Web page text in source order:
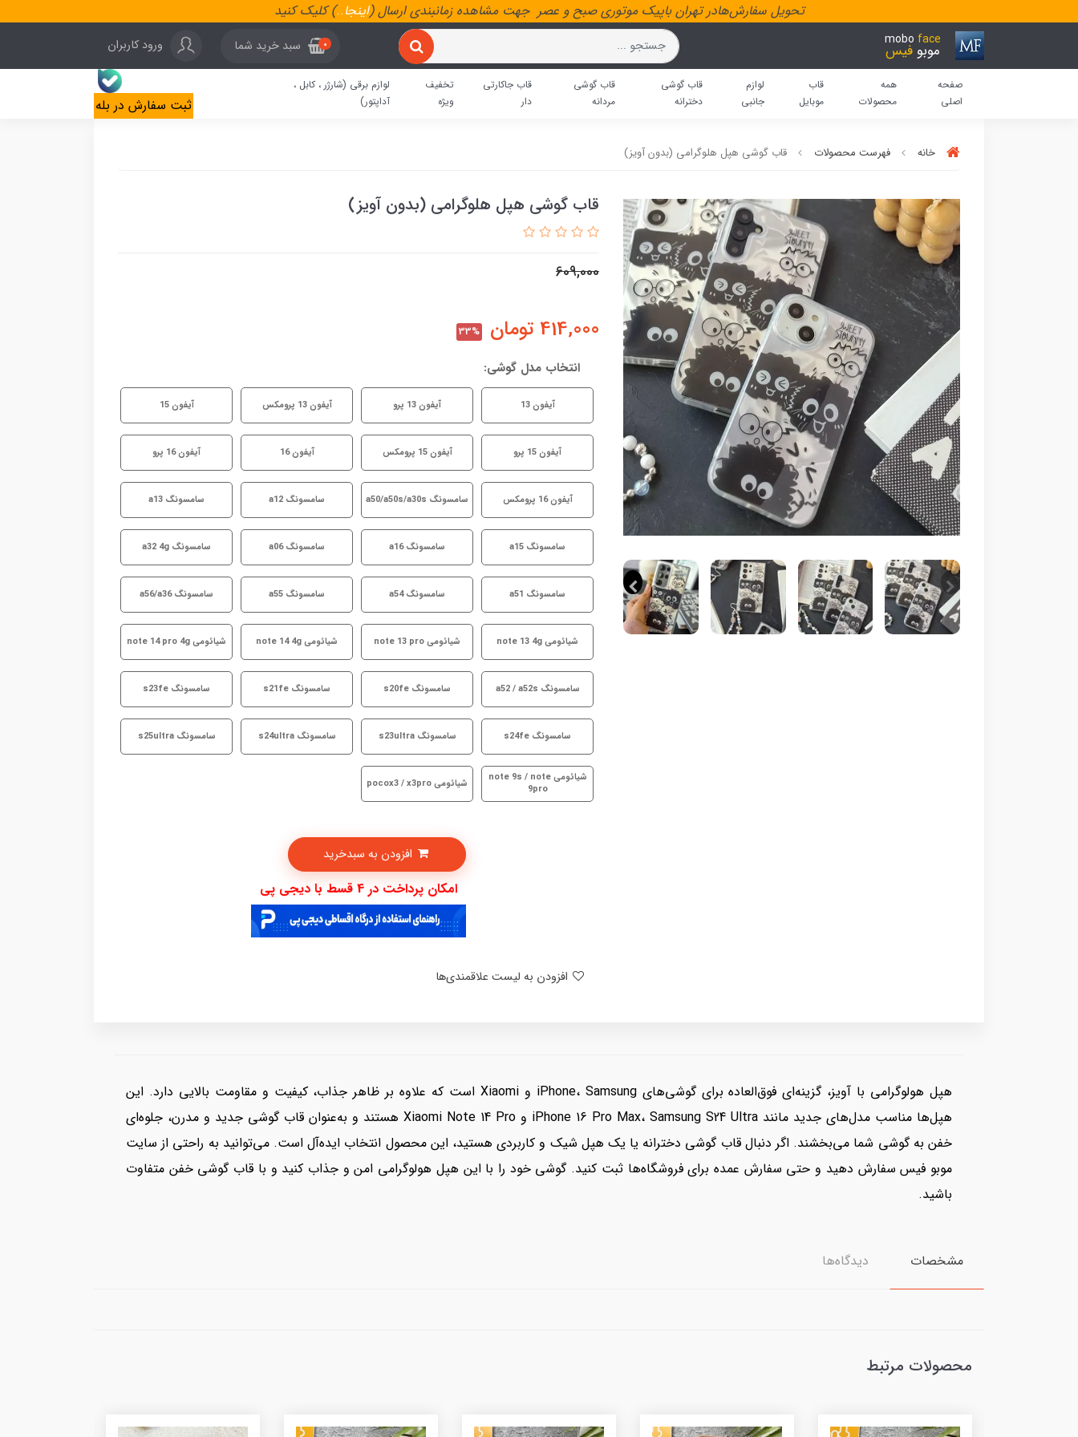
تحویل سفارش‌هادر تهران باپیک موتوری صبح و عصر جهت مشاهده زمانبندی ارسال (اینجا..) کلیک کنید
mobo face
موبو فیس 0 سبد خرید شما ورود کاربران
صفحه
اصلی
همه
محصولات
قاب
موبایل
لوازم
جانبی
قاب گوشی
دخترانه
قاب گوشی
مردانه
قاب جاکارتی
دار
تخفیف
ویژه
لوازم برقی (شارژر ، کابل ،
آداپتور)
ثبت سفارش در بله
خانه فهرست محصولات قاب گوشی هپل هلوگرامی (بدون آویز)
قاب گوشی هپل هلوگرامی (بدون آویز)
609,000
414,000 تومان 33%
انتخاب مدل گوشی:
آیفون 13 آیفون 13 پرو آیفون 13 پرومکس آیفون 15
آیفون 15 پرو آیفون 15 پرومکس آیفون 16 آیفون 16 پرو
آیفون 16 پرومکس سامسونگ a50/a50s/a30s سامسونگ a12 سامسونگ a13
سامسونگ a15 سامسونگ a16 سامسونگ a06 سامسونگ a32 4g
سامسونگ a51 سامسونگ a54 سامسونگ a55 سامسونگ a56/a36
شیائومی note 13 4g شیائومی note 13 pro شیائومی note 14 4g شیائومی note 14 pro 4g
سامسونگ a52 / a52s سامسونگ s20fe سامسونگ s21fe سامسونگ s23fe
سامسونگ s24fe سامسونگ s23ultra سامسونگ s24ultra سامسونگ s25ultra
شیائومی note 9s / note
9pro
شیائومی pocox3 / x3pro
امکان پرداخت در 4 قسط با دیجی پی
هپل هولوگرامی با آویز، گزینه‌ای فوق‌العاده برای گوشی‌های iPhone، Samsung و Xiaomi است که علاوه بر ظاهر جذاب، کیفیت و مقاومت بالایی دارد. این
هپل‌ها مناسب مدل‌های جدید مانند iPhone 16 Pro Max، Samsung S24 Ultra و Xiaomi Note 14 Pro هستند و به‌عنوان قاب گوشی جدید و مدرن، جلوه‌ای
خفن به گوشی شما می‌بخشند. اگر دنبال قاب گوشی دخترانه یا یک هپل شیک و کاربردی هستید، این محصول انتخاب ایده‌آل است. می‌توانید به راحتی از سایت
موبو فیس سفارش دهید و حتی سفارش عمده برای فروشگاه‌ها ثبت کنید. گوشی خود را با این هپل هولوگرامی امن و جذاب کنید و با قاب گوشی خفن متفاوت
باشید.
مشخصات دیدگاه‌ها
محصولات مرتبط